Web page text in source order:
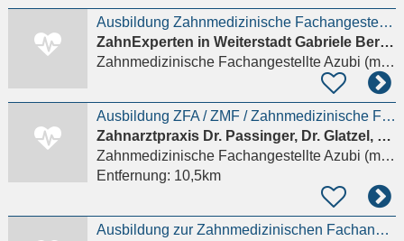
Ausbildung Zahnmedizinische Fachangestellte (m/w/d)
ZahnExperten in Weiterstadt Gabriele Bernhard & Kollegen
Zahnmedizinische Fachangestellte Azubi (m/w/d)
Ausbildung ZFA / ZMF / Zahnmedizinische Fachangestellte (w/m/d) Zahnarzthelferin Azubi
Zahnarztpraxis Dr. Passinger, Dr. Glatzel, ZA Schäfer
Zahnmedizinische Fachangestellte Azubi (m/w/d)
Entfernung: 10,5km
Ausbildung zur Zahnmedizinischen Fachangestellten (m/w/d) für dieses Jahr